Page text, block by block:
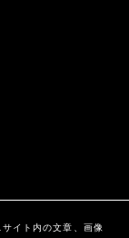
ト内の文章、画像